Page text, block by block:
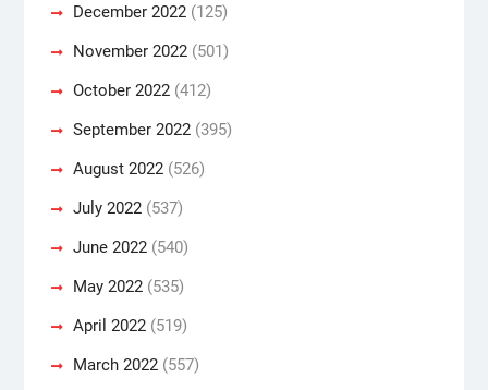
December 2022(125)
November 2022(501)
October 2022(412)
September 2022(395)
August 2022(526)
July 2022(537)
June 2022(540)
May 2022(535)
April 2022(519)
March 2022(557)